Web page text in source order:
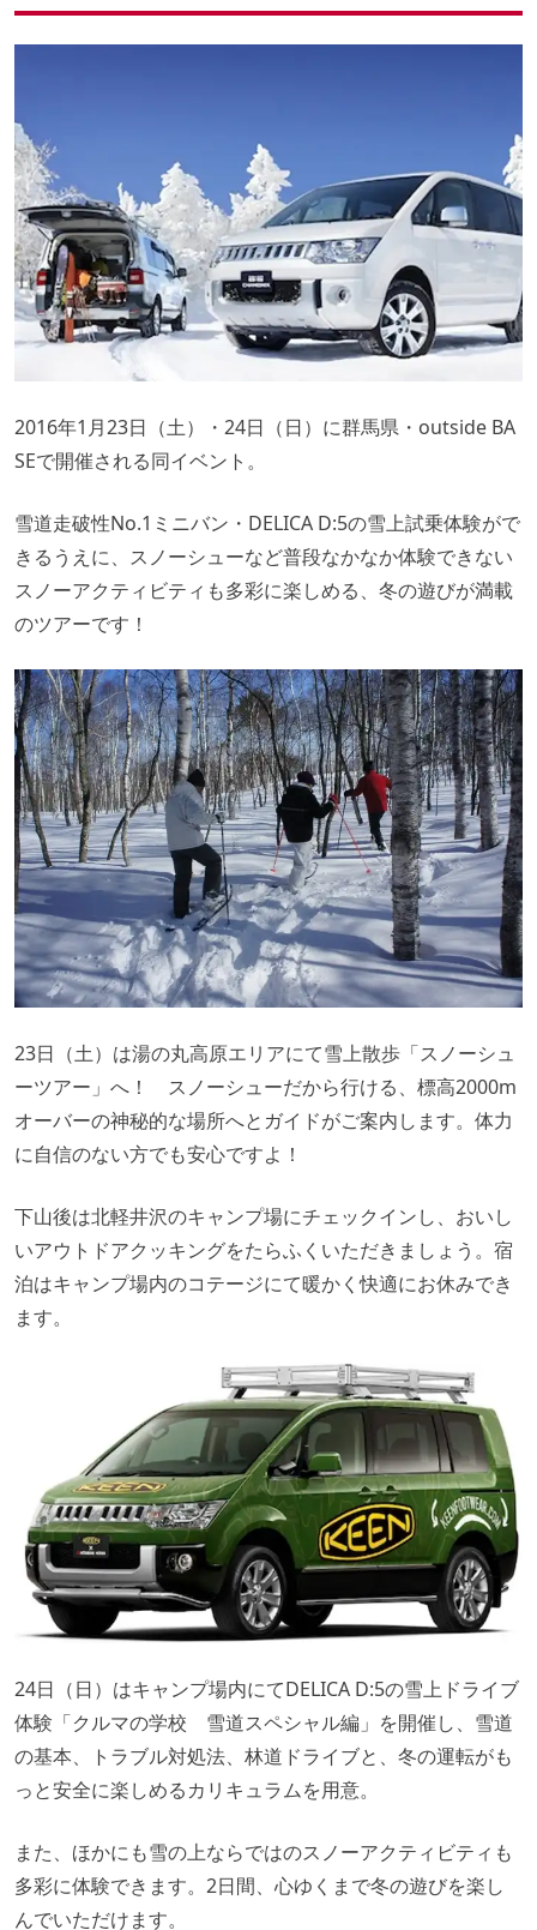
2016年1月23日（土）・24日（日）に群馬県・outside BA
SEで開催される同イベント。
雪道走破性No.1ミニバン・DELICA D:5の雪上試乗体験がで
きるうえに、スノーシューなど普段なかなか体験できない
スノーアクティビティも多彩に楽しめる、冬の遊びが満載
のツアーです！
23日（土）は湯の丸高原エリアにて雪上散歩「スノーシュ
ーツアー」へ！ スノーシューだから行ける、標高2000m
オーバーの神秘的な場所へとガイドがご案内します。 体力
に自信のない方でも安心ですよ！
下山後は北軽井沢のキャンプ場にチェックインし、おいし
いアウトドアクッキングをたらふくいただきましょう。宿
泊はキャンプ場内のコテージにて暖かく快適にお休みでき
ます。
24日（日）はキャンプ場内にてDELICA D:5の雪上ドライブ
体験「クルマの学校 雪道スペシャル編」を開催し、雪道
の基本、トラブル対処法、林道ドライブと、冬の運転がも
っと安全に楽しめるカリキュラムを用意。
また、ほかにも雪の上ならではのスノーアクティビティも
多彩に体験できます。 2日間、心ゆくまで冬の遊びを楽し
んでいただけます。